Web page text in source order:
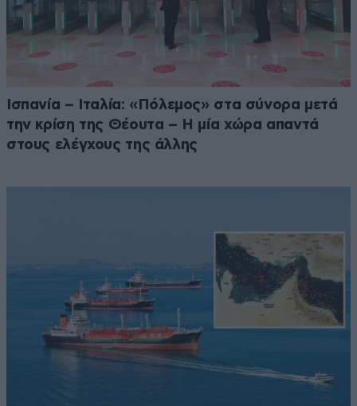
Ισπανία – Ιταλία: «Πόλεμος» στα σύνορα μετά
την κρίση της Θέουτα – Η μία χώρα απαντά
στους ελέγχους της άλλης